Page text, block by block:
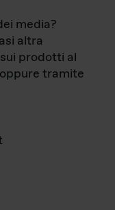
media?
altra
prodotti al
tramite